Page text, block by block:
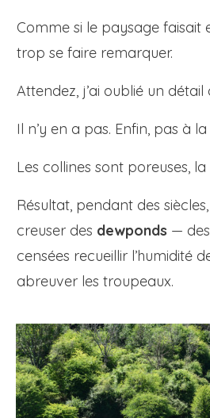
Comme si le paysage faisait
trop se faire remarquer.
Attendez, j’ai oublié un détail
Il n’y en a pas. Enfin, pas à
Les collines sont poreuses,
Résultat, pendant des
creuser des dewponds —
censées recueillir l’humidité
abreuver les troupeaux.